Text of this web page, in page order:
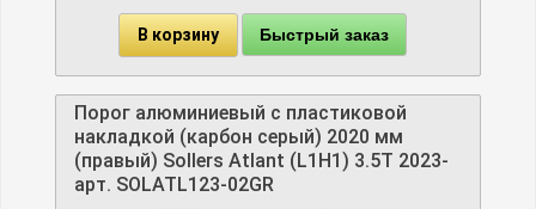
В корзину Быстрый заказ
Порог алюминиевый с пластиковой
накладкой (карбон серый) 2020 мм
(правый) Sollers Atlant (L1H1) 3.5T 2023-
арт. SOLATL123-02GR